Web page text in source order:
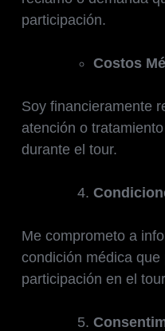
participación.
Costos
Soy financieramente
atención o
durante el tour.
Me comprometo a
condición médica que
participación en el